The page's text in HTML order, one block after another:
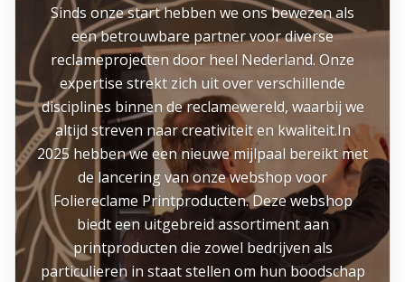
Sinds onze start hebben we ons bewezen als
een betrouwbare partner voor diverse
reclameprojecten door heel Nederland. Onze
expertise strekt zich uit over verschillende
disciplines binnen de reclamewereld, waarbij we
altijd streven naar creativiteit en kwaliteit.In
2025 hebben we een nieuwe mijlpaal bereikt met
de lancering van onze webshop voor
Foliereclame Printproducten. Deze webshop
biedt een uitgebreid assortiment aan
printproducten die zowel bedrijven als
particulieren in staat stellen om hun boodschap